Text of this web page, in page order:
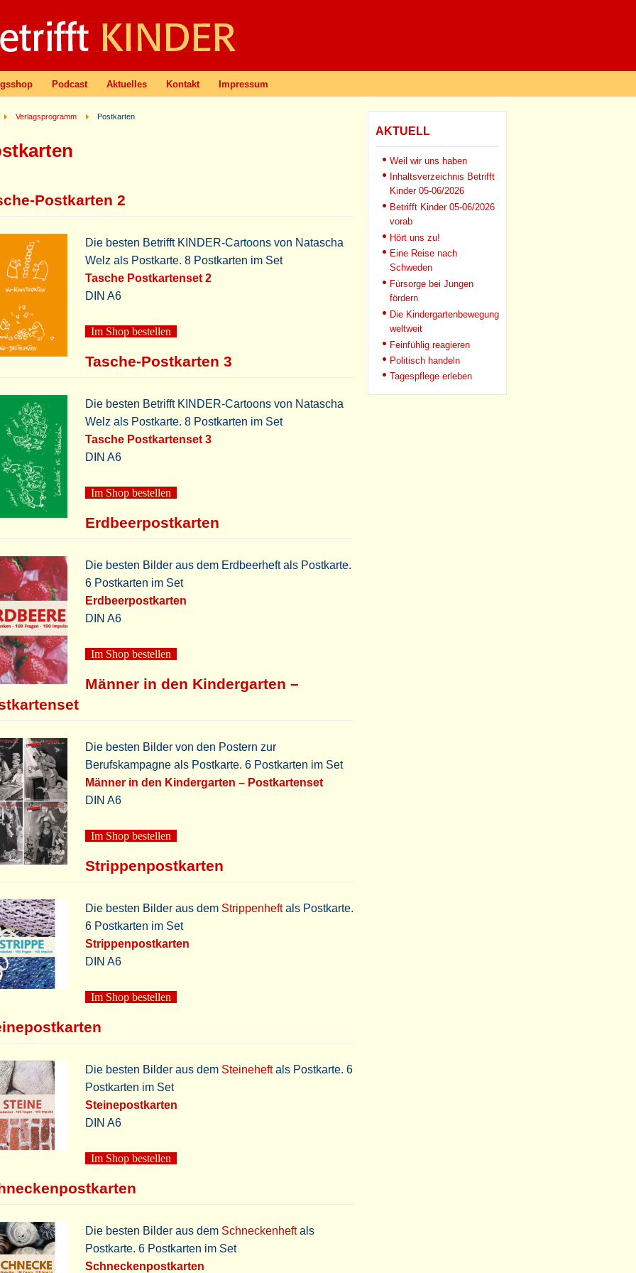
Podcast Aktuelles Kontakt Impressum
Verlagsprogramm Postkarten
Postkarten 2
Die besten Betrifft KINDER-Cartoons von Natascha
Welz als Postkarte. 8 Postkarten im Set
Tasche Postkartenset 2
DIN A6
Im Shop bestellen
Tasche-Postkarten 3
Die besten Betrifft KINDER-Cartoons von Natascha
Welz als Postkarte. 8 Postkarten im Set
Tasche Postkartenset 3
DIN A6
Im Shop bestellen
Erdbeerpostkarten
Die besten Bilder aus dem Erdbeerheft als Postkarte.
6 Postkarten im Set
Erdbeerpostkarten
DIN A6
Im Shop bestellen
Männer in den Kindergarten –
Die besten Bilder von den Postern zur
Berufskampagne als Postkarte. 6 Postkarten im Set
Männer in den Kindergarten – Postkartenset
DIN A6
Im Shop bestellen
Strippenpostkarten
Die besten Bilder aus dem Strippenheftals Postkarte.
6 Postkarten im Set
Strippenpostkarten
DIN A6
Im Shop bestellen
Die besten Bilder aus dem Steineheftals Postkarte. 6
Postkarten im Set
Steinepostkarten
DIN A6
Im Shop bestellen
Die besten Bilder aus dem Schneckenheftals
Postkarte. 6 Postkarten im Set
Schneckenpostkarten
AKTUELL
Weil wir uns haben
Inhaltsverzeichnis Betrifft
Kinder 05-06/2026
Betrifft Kinder 05-06/2026
vorab
Hört uns zu!
Eine Reise nach
Schweden
Fürsorge bei Jungen
fördern
Die Kindergartenbewegung
weltweit
Feinfühlig reagieren
Politisch handeln
Tagespflege erleben